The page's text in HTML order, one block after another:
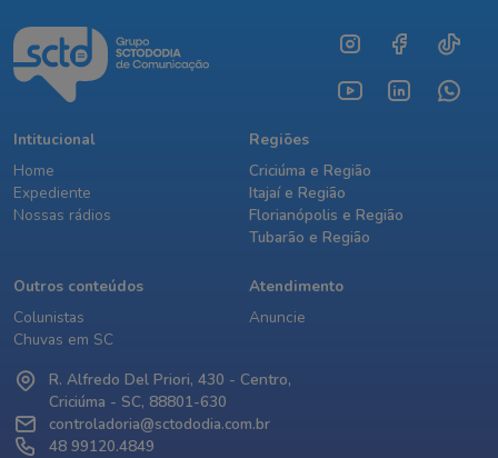
Intitucional
Home
Expediente
Nossas rádios
Regiões
Criciúma e Região
Itajaí e Região
Florianópolis e Região
Tubarão e Região
Outros conteúdos
Colunistas
Chuvas em SC
Atendimento
Anuncie
R. Alfredo Del Priori, 430 - Centro,
Criciúma - SC, 88801-630
controladoria@sctododia.com.br
48 99120.4849